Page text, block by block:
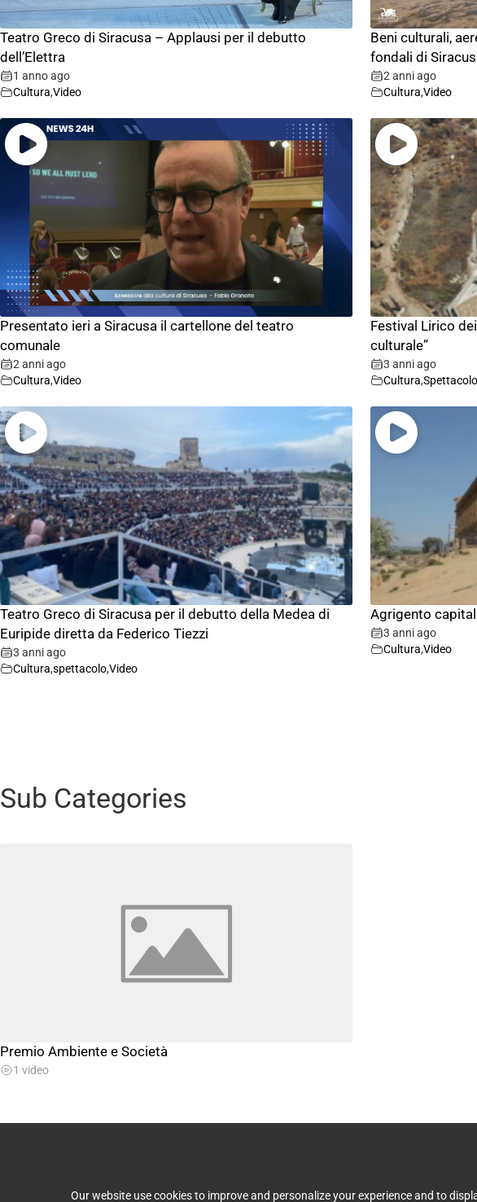
Our website use cookies to improve and personalize your experience and to
Teatro Greco di Siracusa – Applausi per il debutto
dell’Elettra
1 anno ago
Cultura,Video
Beni culturali,
fondali di
2 anni ago
Cultura,Video
Presentato ieri a Siracusa il cartellone del teatro
comunale
2 anni ago
Cultura,Video
Festival Lirico
culturale”
3 anni ago
Cultura,
Teatro Greco di Siracusa per il debutto della Medea di
Euripide diretta da Federico Tiezzi
3 anni ago
Cultura,spettacolo,Video
Agrigento
3 anni ago
Cultura,Video
Sub Categories
Premio Ambiente e Società
1 video